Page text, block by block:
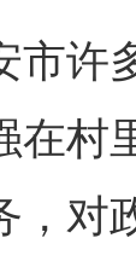
许多
在村
，对